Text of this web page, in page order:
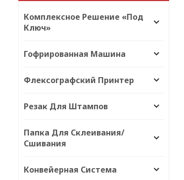
Комплексное Решение «под
Ключ»
Гофрированная Машина
Флексографский Принтер
Резак Для Штампов
Папка Для Склеивания/
Сшивания
Конвейерная Система